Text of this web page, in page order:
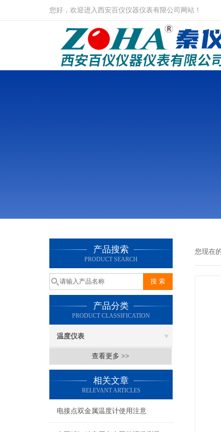
您好，欢迎进入西安百仪仪器仪表有限公司网站！
产品搜索
PRODUCT SEARCH
产品分类
PRODUCT CLASSIFICATION
温度仪表
查看更多 >>
相关文章
RELEVANT ARTICLES
电接点双金属温度计使用注意
您现在